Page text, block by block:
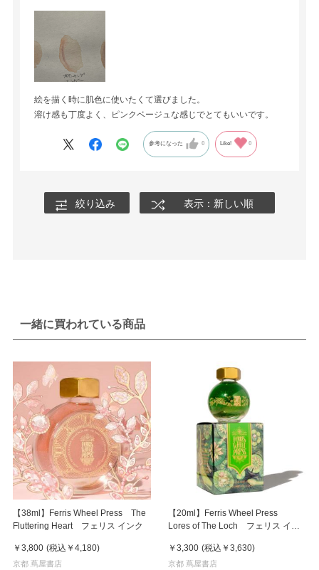
絵を描く時に肌色に使いたくて選びました。
溶け感も丁度よく、ピンクベージュな感じでとてもいいです。
参考になった 0 Like! 0
絞り込み 表示：新しい順
一緒に買われている商品
【38ml】Ferris Wheel Press The
Fluttering Heart フェリス インク
￥3,800 (税込 ￥4,180)
京都 蔦屋書店
【20ml】Ferris Wheel Press
Lores of The Loch フェリス イン
￥3,300 (税込 ￥3,630)
京都 蔦屋書店